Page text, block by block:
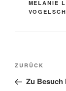
MELANIE
Vorheriger
Beitrag
ZURÜCK
Zu Besuch